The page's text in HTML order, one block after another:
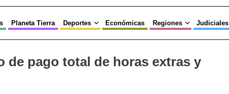
Planeta Tierra Deportes Económicas Regiones Judiciales
de pago total de horas extras y